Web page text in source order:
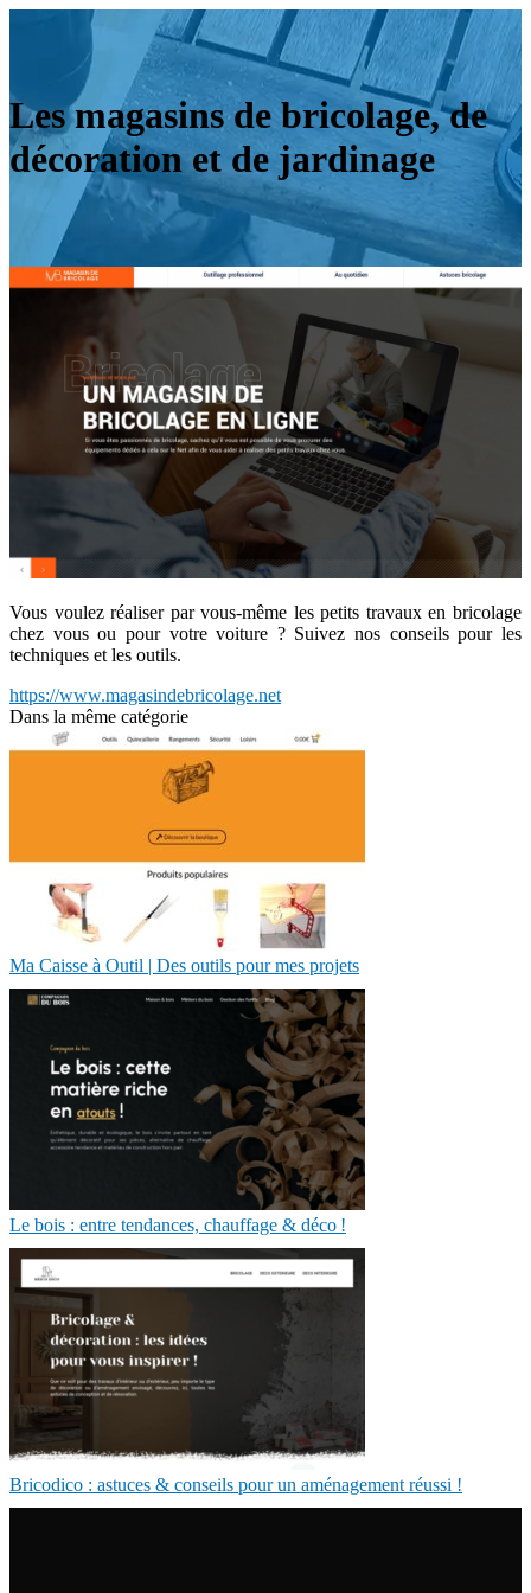
Les magasins de bricolage, de
décoration et de jardinage
Vous voulez réaliser par vous-même les petits travaux en bricolage
chez vous ou pour votre voiture ? Suivez nos conseils pour les
techniques et les outils.
https://www.magasindebricolage.net
Dans la même catégorie
Ma Caisse à Outil | Des outils pour mes projets
Le bois : entre tendances, chauffage & déco !
Bricodico : astuces & conseils pour un aménagement réussi !